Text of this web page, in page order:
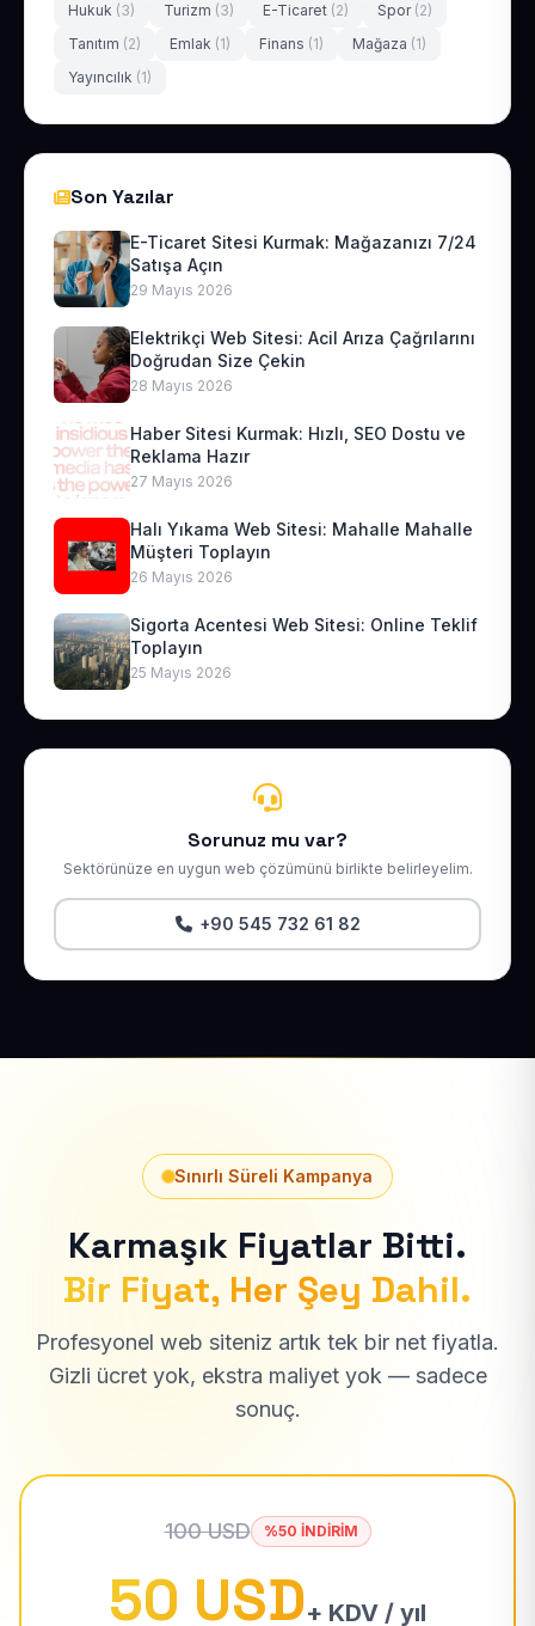
Hukuk (3) Turizm (3) E-Ticaret (2) Spor (2)
Tanıtım (2) Emlak (1) Finans (1) Mağaza (1)
Yayıncılık (1)
Son Yazılar
E-Ticaret Sitesi Kurmak: Mağazanızı 7/24
Satışa Açın
29 Mayıs 2026
Elektrikçi Web Sitesi: Acil Arıza Çağrılarını
Doğrudan Size Çekin
28 Mayıs 2026
Haber Sitesi Kurmak: Hızlı, SEO Dostu ve
Reklama Hazır
27 Mayıs 2026
Halı Yıkama Web Sitesi: Mahalle Mahalle
Müşteri Toplayın
26 Mayıs 2026
Sigorta Acentesi Web Sitesi: Online Teklif
Toplayın
25 Mayıs 2026
Sorunuz mu var?
Sektörünüze en uygun web çözümünü birlikte belirleyelim.
+90 545 732 61 82
Sınırlı Süreli Kampanya
Karmaşık Fiyatlar Bitti.
Bir Fiyat, Her Şey Dahil.
Profesyonel web siteniz artık tek bir net fiyatla.
Gizli ücret yok, ekstra maliyet yok — sadece
sonuç.
100 USD %50 İNDİRİM
50 USD+ KDV / yıl